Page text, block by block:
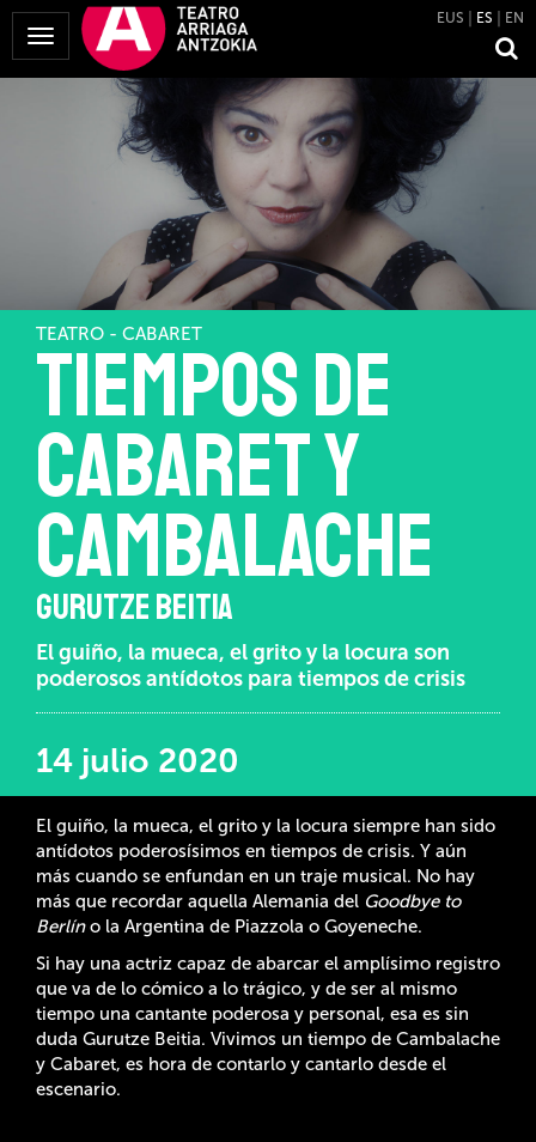
Mostrar
Menú
EUS ES EN
TEATRO - CABARET
Tiempos de
Cabaret y
Cambalache
GURUTZE BEITIA
El guiño, la mueca, el grito y la locura son
poderosos antídotos para tiempos de crisis
14 julio 2020
El guiño, la mueca, el grito y la locura siempre han sido
antídotos poderosísimos en tiempos de crisis. Y aún
más cuando se enfundan en un traje musical. No hay
más que recordar aquella Alemania del Goodbye to
Berlíno la Argentina de Piazzola o Goyeneche.
Si hay una actriz capaz de abarcar el amplísimo registro
que va de lo cómico a lo trágico, y de ser al mismo
tiempo una cantante poderosa y personal, esa es sin
duda Gurutze Beitia. Vivimos un tiempo de Cambalache
y Cabaret, es hora de contarlo y cantarlo desde el
escenario.